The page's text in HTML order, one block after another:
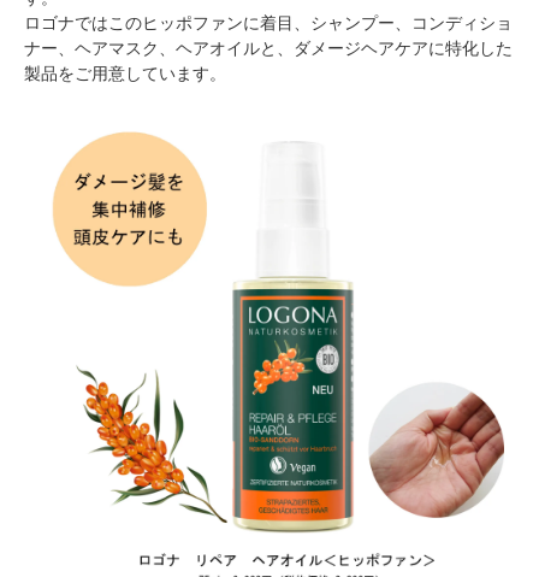
ロゴナではこのヒッポファンに着目、シャンプー、コンディショ
ナー、ヘアマスク、ヘアオイルと、ダメージヘアケアに特化した
製品をご用意しています。